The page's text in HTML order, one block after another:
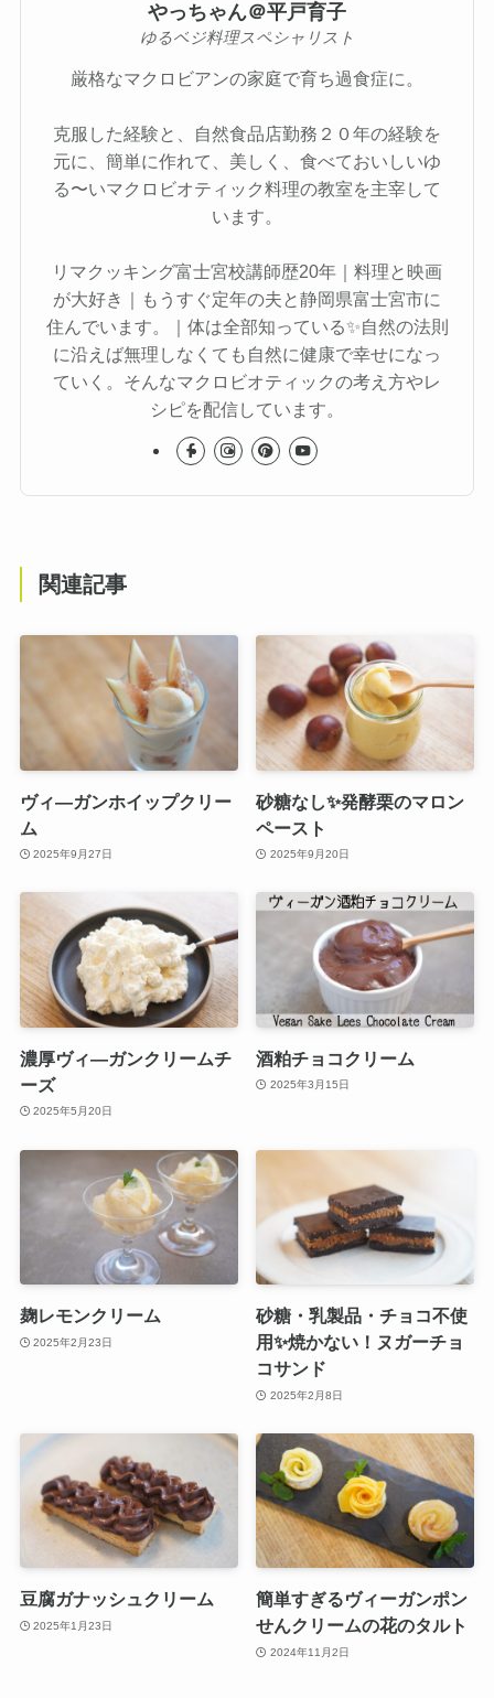
やっちゃん＠平戸育子
ゆるベジ料理スペシャリスト
厳格なマクロビアンの家庭で育ち過食症に。
克服した経験と、自然食品店勤務２０年の経験を
元に、簡単に作れて、美しく、食べておいしいゆ
る〜いマクロビオティック料理の教室を主宰して
います。
リマクッキング富士宮校講師歴20年｜料理と映画
が大好き｜もうすぐ定年の夫と静岡県富士宮市に
住んでいます。｜体は全部知っている✨自然の法則
に沿えば無理しなくても自然に健康で幸せになっ
ていく。そんなマクロビオティックの考え方やレ
シピを配信しています。
関連記事
ヴィ―ガンホイップクリー
ム
2025年9月27日
砂糖なし✨発酵栗のマロン
ペースト
2025年9月20日
濃厚ヴィ―ガンクリームチ
ーズ
2025年5月20日
酒粕チョコクリーム
2025年3月15日
麹レモンクリーム
2025年2月23日
砂糖・乳製品・チョコ不使
用✨焼かない！ヌガーチョ
コサンド
2025年2月8日
豆腐ガナッシュクリーム
2025年1月23日
簡単すぎるヴィーガンポン
せんクリームの花のタルト
2024年11月2日